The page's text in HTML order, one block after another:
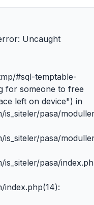
Uncaught
#sql-temptable-
for someone to free
left on device") in
pasa/
pasa/
pasa/